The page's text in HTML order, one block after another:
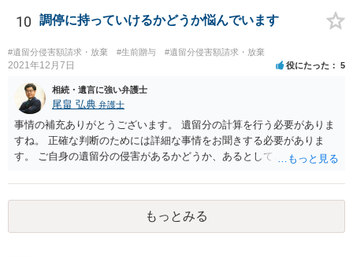
10 調停に持っていけるかどうか悩んでいます
#遺留分侵害額請求・放棄 #生前贈与 #遺留分侵害額請求・放棄
2021年12月7日 役にたった 5
相続・遺言に強い弁護士
尾畠 弘典 弁護士
事情の補充ありがとうございます。 遺留分の計算を行う必要がありま
すね。 正確な判断のためには詳細な事情をお聞きする必要がありま
す。 ご自身の遺留分の侵害があるかどうか、あるとしてどの程度の金
相談されるのが良いと思います。
もっとみる